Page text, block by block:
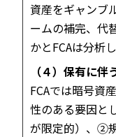
資産をギャンブ
ームの補完、代
かとFCAは分析
（４）保有に伴
FCAでは暗号資
性のある要因と
が限定的）、②